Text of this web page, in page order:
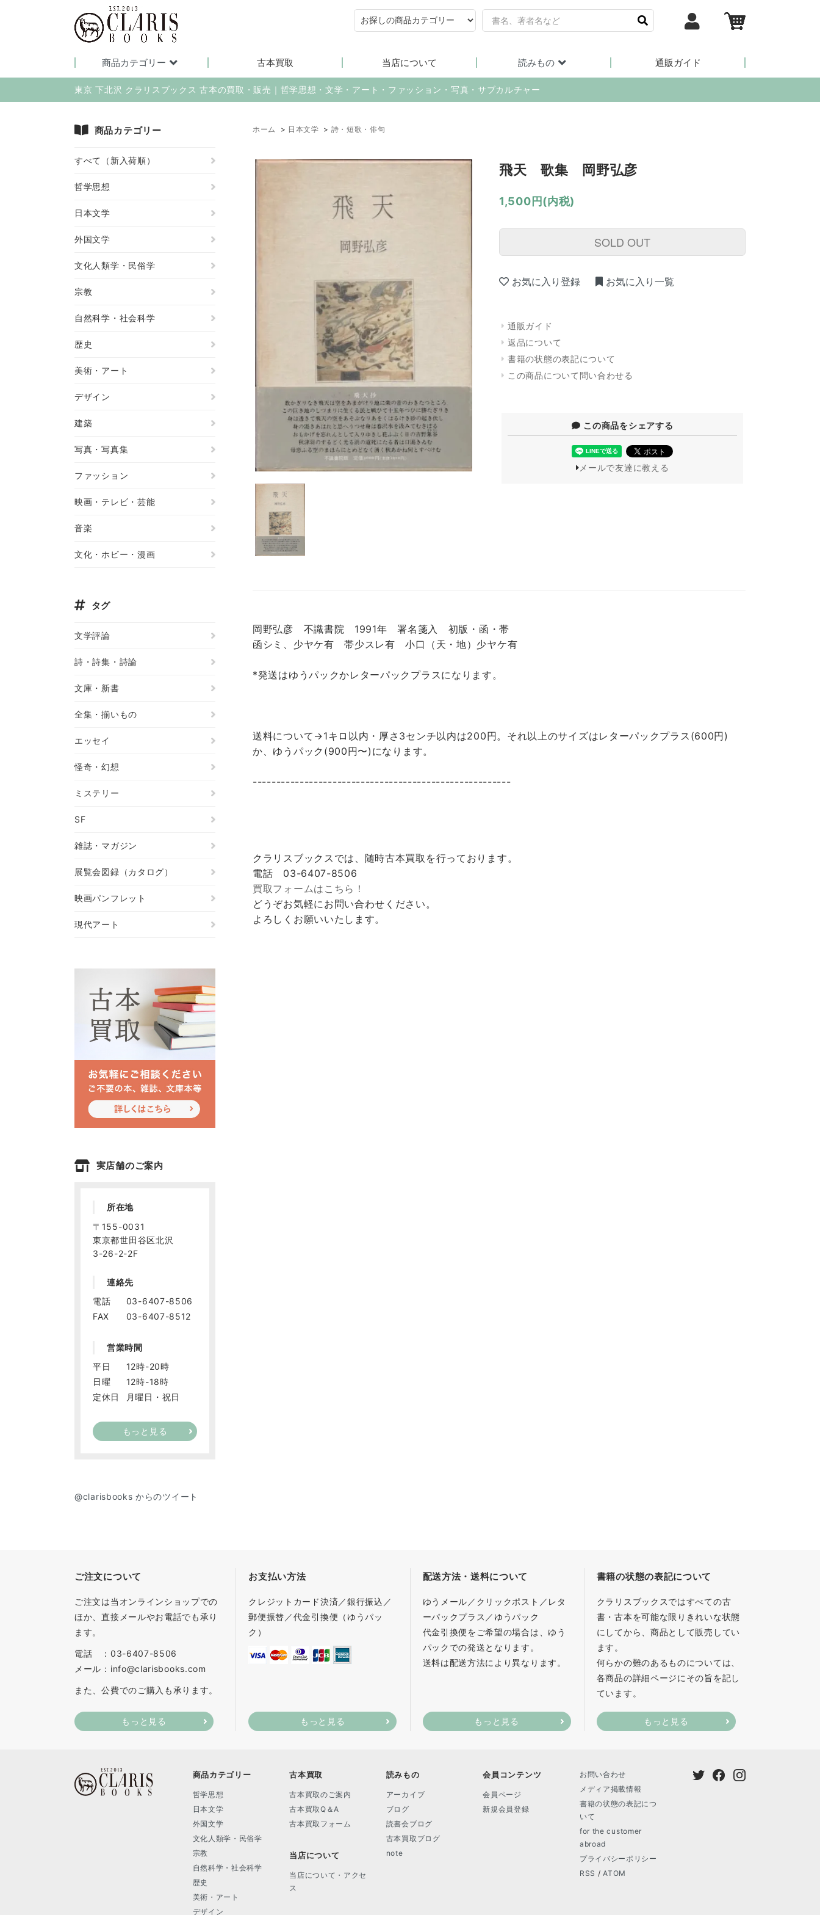
商品カテゴリー 古本買取 当店について 読みもの 通販ガイド
東京 下北沢 クラリスブックス 古本の買取・販売｜哲学思想・文学・アート・ファッション・写真・サブカルチャー
ホーム > 日本文学 > 詩・短歌・俳句
飛天 歌集 岡野弘彦
1,500円(内税)
SOLD OUT
お気に入り登録 お気に入り一覧
通販ガイド
返品について
書籍の状態の表記について
この商品について問い合わせる
この商品をシェアする
メールで友達に教える
岡野弘彦 不識書院 1991年 署名箋入 初版・函・帯
函シミ、少ヤケ有 帯少スレ有 小口（天・地）少ヤケ有
*発送はゆうパックかレターパックプラスになります。
送料について→1キロ以内・厚さ3センチ以内は200円。それ以上のサイズはレターパックプラス(600円)
か、ゆうパック(900円〜)になります。
-------------------------------------------------------
クラリスブックスでは、随時古本買取を行っております。
電話 03-6407-8506
買取フォームはこちら！
どうぞお気軽にお問い合わせください。
よろしくお願いいたします。
商品カテゴリー
すべて（新入荷順）
哲学思想
日本文学
外国文学
文化人類学・民俗学
宗教
自然科学・社会科学
歴史
美術・アート
デザイン
建築
写真・写真集
ファッション
映画・テレビ・芸能
音楽
文化・ホビー・漫画
タグ
文学評論
詩・詩集・詩論
文庫・新書
全集・揃いもの
エッセイ
怪奇・幻想
ミステリー
SF
雑誌・マガジン
展覧会図録（カタログ）
映画パンフレット
現代アート
実店舗のご案内
所在地
〒155-0031
東京都世田谷区北沢
3-26-2-2F
連絡先
電話
03-6407-8506
FAX
03-6407-8512
営業時間
平日
12時-20時
日曜
12時-18時
定休日
月曜日・祝日
もっと見る
@clarisbooks からのツイート
ご注文について
ご注文は当オンラインショップでの
ほか、直接メールやお電話でも承り
ます。
電話 ：03-6407-8506
メール：info@clarisbooks.com
また、公費でのご購入も承ります。
もっと見る
お支払い方法
クレジットカード決済／銀行振込／
郵便振替／代金引換便（ゆうパッ
ク）
もっと見る
配送方法・送料について
ゆうメール／クリックポスト／レタ
ーパックプラス／ゆうパック
代金引換便をご希望の場合は、ゆう
パックでの発送となります。
送料は配送方法により異なります。
もっと見る
書籍の状態の表記について
クラリスブックスではすべての古
書・古本を可能な限りきれいな状態
にしてから、商品として販売してい
ます。
何らかの難のあるものについては、
各商品の詳細ページにその旨を記し
ています。
もっと見る
商品カテゴリー
哲学思想
日本文学
外国文学
文化人類学・民俗学
宗教
自然科学・社会科学
歴史
美術・アート
デザイン
古本買取
古本買取のご案内
古本買取Q＆A
古本買取フォーム
当店について
当店について・アクセ
ス
読みもの
アーカイブ
ブログ
読書会ブログ
古本買取ブログ
note
会員コンテンツ
会員ページ
新規会員登録
お問い合わせ
メディア掲載情報
書籍の状態の表記につ
いて
for the customer
abroad
プライバシーポリシー
RSS /ATOM